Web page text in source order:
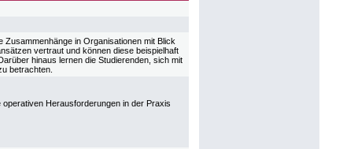
in Organisationen mit Blick
vertraut und können diese beispielhaft
hinaus lernen die Studierenden, sich mit
betrachten.
Herausforderungen in der Praxis